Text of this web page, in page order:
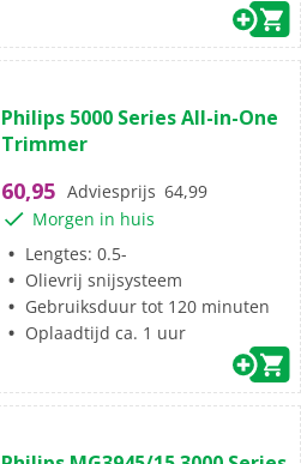
van
de
sterren.
176
beoordelingen
Philips 5000 Series All-in-One
Trimmer
60,95 Adviesprijs 64,99
Morgen in huis
Lengtes: 0.5-
Olievrij snijsysteem
Gebruiksduur tot 120 minuten
Oplaadtijd ca. 1 uur